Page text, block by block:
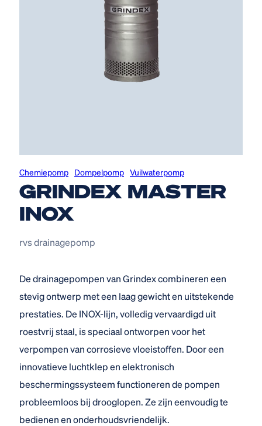
Chemiepomp Dompelpomp Vuilwaterpomp
GRINDEX MASTER
INOX
rvs drainagepomp
De drainagepompen van Grindex combineren een
stevig ontwerp met een laag gewicht en uitstekende
prestaties. De INOX-lijn, volledig vervaardigd uit
roestvrij staal, is speciaal ontworpen voor het
verpompen van corrosieve vloeistoffen. Door een
innovatieve luchtklep en elektronisch
beschermingssysteem functioneren de pompen
probleemloos bij drooglopen. Ze zijn eenvoudig te
bedienen en onderhoudsvriendelijk.